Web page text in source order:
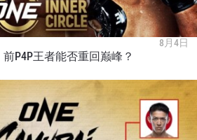
8月4日
P4P王者能否重回巅峰？